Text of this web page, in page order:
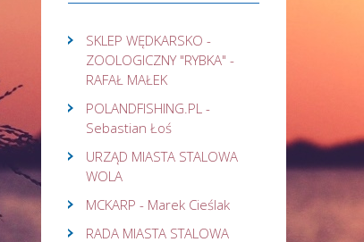
SKLEP WĘDKARSKO -
ZOOLOGICZNY "RYBKA" -
RAFAŁ MAŁEK
POLANDFISHING.PL -
Sebastian Łoś
URZĄD MIASTA STALOWA
WOLA
MCKARP - Marek Cieślak
RADA MIASTA STALOWA